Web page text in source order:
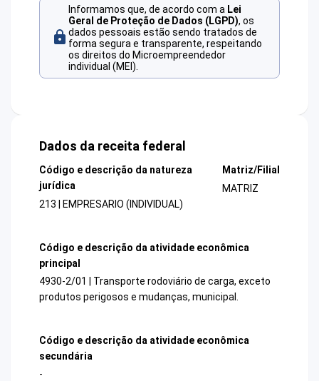
Informamos que, de acordo com a Lei
Geral de Proteção de Dados (LGPD), os
dados pessoais estão sendo tratados de
forma segura e transparente, respeitando
os direitos do Microempreendedor
individual (MEI).
Dados da receita federal
Código e descrição da natureza
jurídica
213 | EMPRESARIO (INDIVIDUAL)
Matriz/Filial
MATRIZ
Código e descrição da atividade econômica
principal
4930-2/01 | Transporte rodoviário de carga, exceto
produtos perigosos e mudanças, municipal.
Código e descrição da atividade econômica
secundária
-